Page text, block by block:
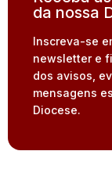
da nossa
Inscreva-se
newsletter e
dos avisos,
mensagens
Diocese.